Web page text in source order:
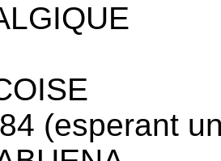
(esperant